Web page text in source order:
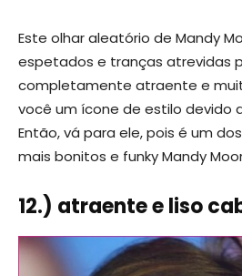
Este olhar aleatório de Mandy
espetados e tranças atrevidas
completamente atraente e
você um ícone de estilo devido
Então, vá para ele, pois é um
mais bonitos e funky Mandy
12.) atraente e liso